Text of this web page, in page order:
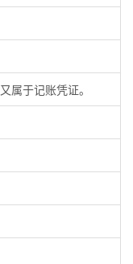
属于记账凭证。